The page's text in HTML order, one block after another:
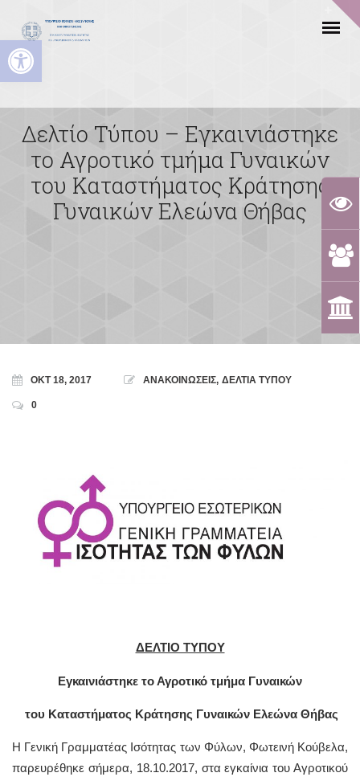
Ανοίξτε τη γραμμή εργαλείων
Δελτίο Τύπου – Εγκαινιάστηκε
το Αγροτικό τμήμα Γυναικών
του Καταστήματος Κράτησης
Γυναικών Ελεώνα Θήβας
ΟΚΤ 18, 2017 ΑΝΑΚΟΙΝΩΣΕΙΣ, ΔΕΛΤΙΑ ΤΥΠΟΥ
0
ΔΕΛΤΙΟ ΤΥΠΟΥ
Εγκαινιάστηκε το Αγροτικό τμήμα Γυναικών
του Καταστήματος Κράτησης Γυναικών Ελεώνα Θήβας
Η Γενική Γραμματέας Ισότητας των Φύλων, Φωτεινή Κούβελα,
παρευρέθηκε σήμερα, 18.10.2017, στα εγκαίνια του Αγροτικού